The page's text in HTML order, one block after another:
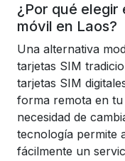
¿Por qué
móvil en Laos?
Una alternativa
tarjetas SIM
tarjetas SIM
forma remota en tu
necesidad de
tecnología permite
fácilmente un